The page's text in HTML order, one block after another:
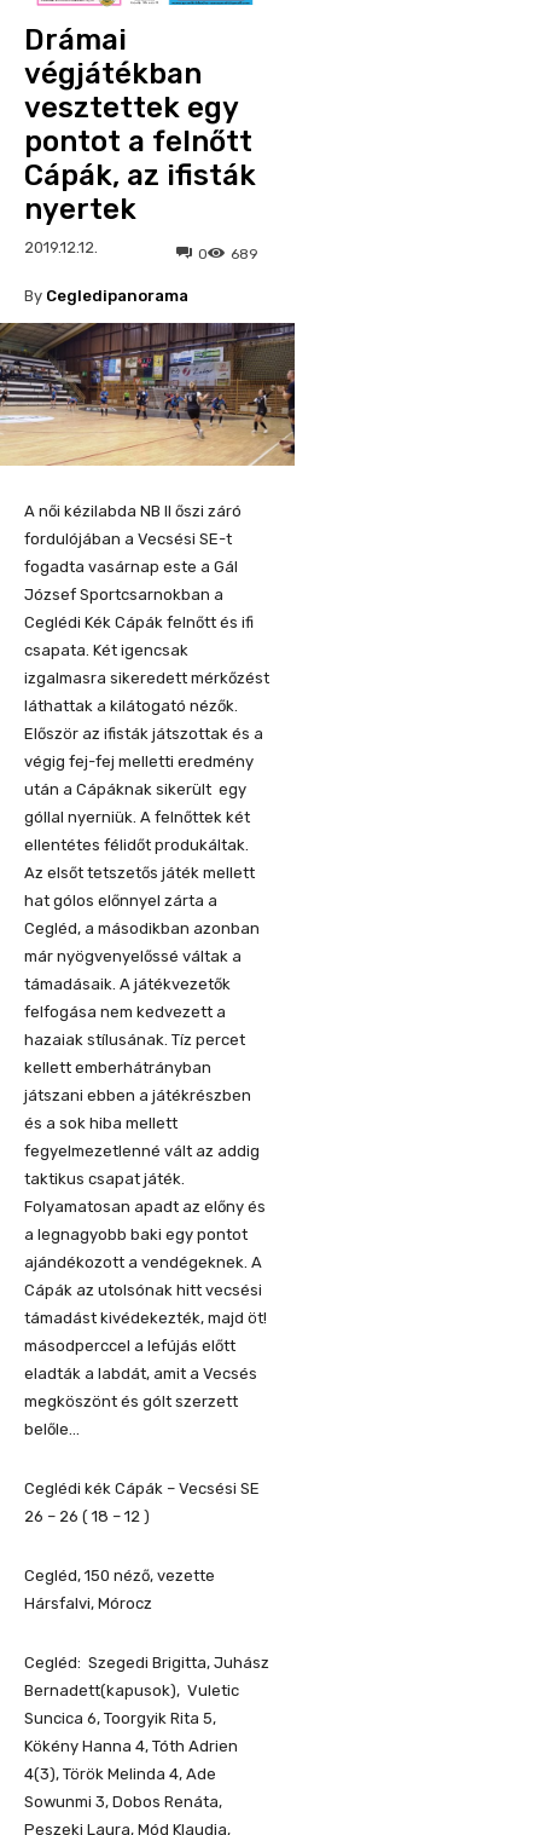
Drámai
végjátékban
vesztettek egy
pontot a felnőtt
Cápák, az ifisták
nyertek
2019.12.12. 689
0
By Cegledipanorama
A női kézilabda NB II őszi záró
fordulójában a Vecsési SE-t
fogadta vasárnap este a Gál
József Sportcsarnokban a
Ceglédi Kék Cápák felnőtt és ifi
csapata. Két igencsak
izgalmasra sikeredett mérkőzést
láthattak a kilátogató nézők.
Először az ifisták játszottak és a
végig fej-fej melletti eredmény
után a Cápáknak sikerült egy
góllal nyerniük. A felnőttek két
ellentétes félidőt produkáltak.
Az elsőt tetszetős játék mellett
hat gólos előnnyel zárta a
Cegléd, a másodikban azonban
már nyögvenyelőssé váltak a
támadásaik. A játékvezetők
felfogása nem kedvezett a
hazaiak stílusának. Tíz percet
kellett emberhátrányban
játszani ebben a játékrészben
és a sok hiba mellett
fegyelmezetlenné vált az addig
taktikus csapat játék.
Folyamatosan apadt az előny és
a legnagyobb baki egy pontot
ajándékozott a vendégeknek. A
Cápák az utolsónak hitt vecsési
támadást kivédekezték, majd öt!
másodperccel a lefújás előtt
eladták a labdát, amit a Vecsés
megköszönt és gólt szerzett
belőle…
Ceglédi kék Cápák – Vecsési SE
26 – 26 ( 18 – 12 )
Cegléd, 150 néző, vezette
Hársfalvi, Mórocz
Cegléd: Szegedi Brigitta, Juhász
Bernadett(kapusok), Vuletic
Suncica 6, Toorgyik Rita 5,
Kökény Hanna 4, Tóth Adrien
4(3), Török Melinda 4, Ade
Sowunmi 3, Dobos Renáta,
Peszeki Laura, Mód Klaudia,